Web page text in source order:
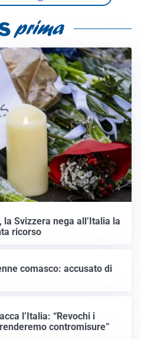
Svizzera nega all’Italia la
ricorso
comasco: accusato di
l’Italia: “Revochi i
contromisure”